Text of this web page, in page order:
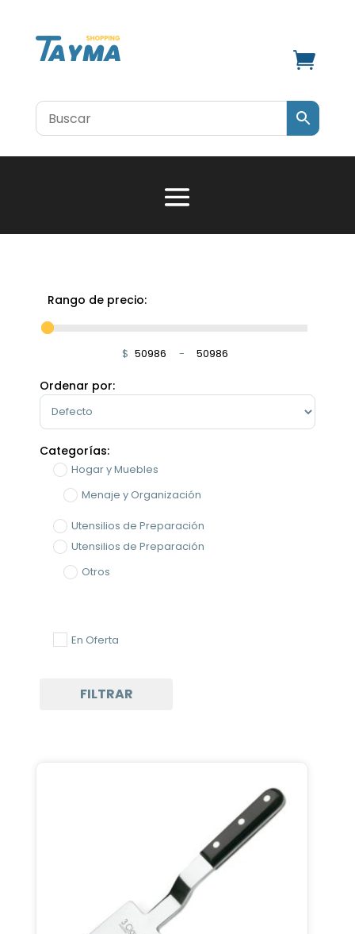

Rango de precio:
$ Minimum Price
-
Maximum Price
Ordenar por:
Sort Products
Categorías:
Hogar y Muebles
Menaje y Organización
Utensilios de Preparación
Utensilios de Preparación
Otros
En Oferta
FILTRAR